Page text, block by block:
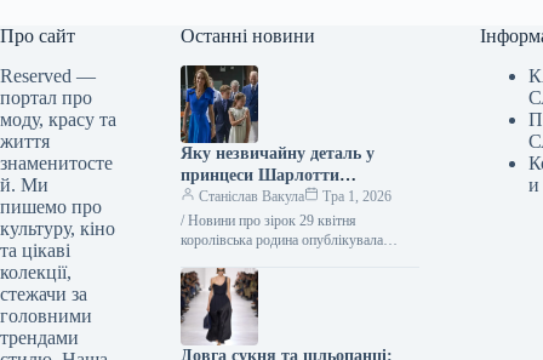
Про сайт
Reserved —
портал про
моду, красу та
життя
знаменитосте
й. Ми
пишемо про
культуру, кіно
та цікаві
колекції,
стежачи за
головними
трендами
Останні новини
Яку незвичайну деталь у
принцеси Шарлотти
шанувальники помітили на
новому портреті
Станіслав Вакула
Тра 1, 2026
/ Новини про зірок 29 квітня
королівська родина опублікувала
Кейт та Вільяма. Принцеса
Шарлотта…
Довга сукня та шльопанці:
и